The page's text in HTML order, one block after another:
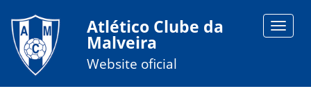
Toggle
Atlético Clube da
Malveira
Website oficial